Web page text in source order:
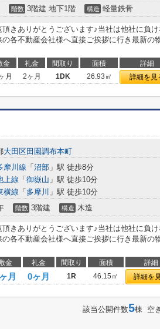
階数 3階建 地下1階 構造 軽量鉄骨
頂きありがとうございます♪当社は他社に負
各不動産会社様へ直接ご挨拶に行き最新の
金 礼金 間取り 面積 詳細
月 2ヶ月 1DK 26.93㎡ 詳細を見
大田区田園調布本町
摩川線 「 沼部 」駅 徒歩8分
上線 「 御嶽山 」駅 徒歩10分
横線 「 多摩川 」駅 徒歩10分
階数 3階建 構造 木造
頂きありがとうございます♪当社は他社に負
各不動産会社様へ直接ご挨拶に行き最新の
金 礼金 間取り 面積 詳細
月 0ヶ月 1R 46.15㎡ 詳細を
該当公開件数5棟 空